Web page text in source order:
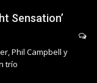
Sensation’
Phil Campbell y
trío